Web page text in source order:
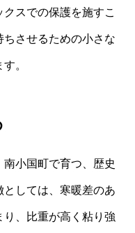
スでの保護を施すこ
させるための小さな
。
小国町で育つ、歴史
しては、寒暖差のあ
、比重が高く粘り強